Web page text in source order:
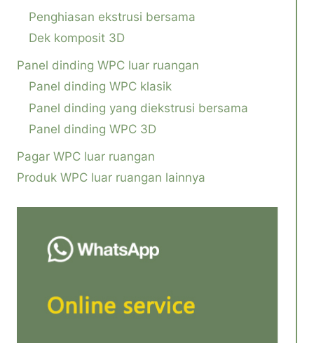
Penghiasan ekstrusi bersama
Dek komposit 3D
Panel dinding WPC luar ruangan
Panel dinding WPC klasik
Panel dinding yang diekstrusi bersama
Panel dinding WPC 3D
Pagar WPC luar ruangan
Produk WPC luar ruangan lainnya